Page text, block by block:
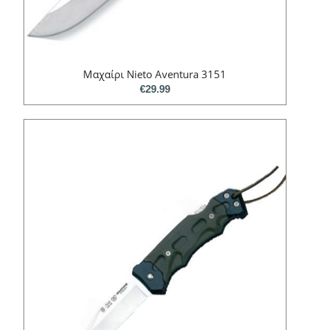
Μαχαίρι Nieto Aventura 3151
€29.99